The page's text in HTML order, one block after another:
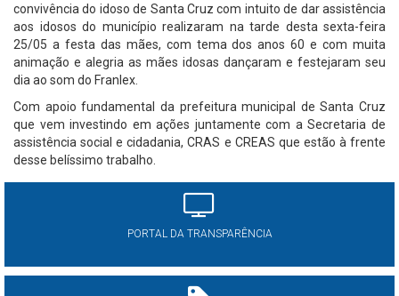
convivência do idoso de Santa Cruz com intuito de dar assistência
aos idosos do município realizaram na tarde desta sexta-feira
25/05 a festa das mães, com tema dos anos 60 e com muita
animação e alegria as mães idosas dançaram e festejaram seu
dia ao som do Franlex.
Com apoio fundamental da prefeitura municipal de Santa Cruz
que vem investindo em ações juntamente com a Secretaria de
assistência social e cidadania, CRAS e CREAS que estão à frente
desse belíssimo trabalho.
PORTAL DA TRANSPARÊNCIA